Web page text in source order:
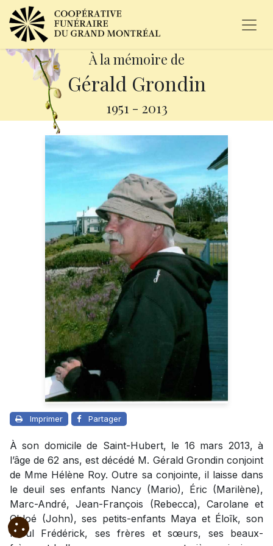
À la mémoire de
Gérald Grondin
1951 - 2013
Imprimer Partager
À son domicile de Saint-Hubert, le 16 mars 2013, à
l’âge de 62 ans, est décédé M. Gérald Grondin conjoint
de Mme Hélène Roy. Outre sa conjointe, il laisse dans
le deuil ses enfants Nancy (Mario), Éric (Marilène),
Marc-André, Jean-François (Rebecca), Carolane et
Chloé (John), ses petits-enfants Maya et Éloĩk, son
filleul Frédérick, ses frères et sœurs, ses beaux-